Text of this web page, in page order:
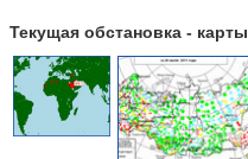
Текущая обстановка - карты